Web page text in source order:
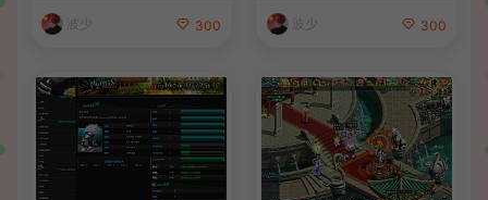
波少 300
频教程
波少 300